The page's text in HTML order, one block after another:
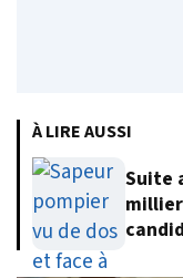
À LIRE AUSSI
Suite